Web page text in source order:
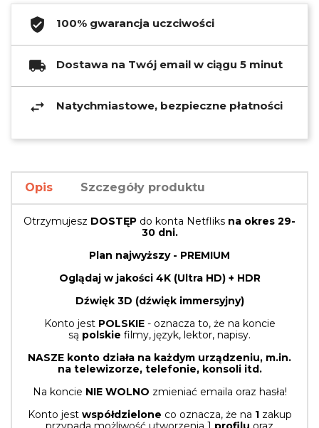
100% gwarancja uczciwości
Dostawa na Twój email w ciągu 5 minut
Natychmiastowe, bezpieczne płatności
Opis Szczegóły produktu
Otrzymujesz DOSTĘP do konta Netfliks na okres 29-
30 dni.
Plan najwyższy - PREMIUM
Oglądaj w jakości 4K (Ultra HD) + HDR
Dźwięk 3D (dźwięk immersyjny)
Konto jest POLSKIE- oznacza to, że na koncie
są polskie filmy, język, lektor, napisy.
NASZE konto działa na każdym urządzeniu, m.in.
na telewizorze, telefonie, konsoli itd.
Na koncie NIE WOLNO zmieniać emaila oraz hasła!
Konto jest współdzielone co oznacza, że na 1 zakup